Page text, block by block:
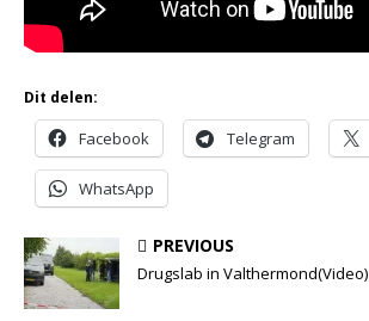
Dit delen:
Facebook Telegram
WhatsApp
PREVIOUS
Drugslab in Valthermond(Video)